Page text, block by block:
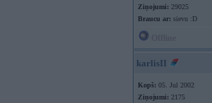
Ziņojumi: 29025
Braucu ar: sievu :D
karlisII
Kopš: 05. Jul 2002
Ziņojumi: 2175